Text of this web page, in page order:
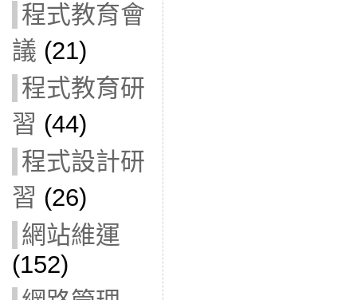
程式教育會
議 (21)
程式教育研
習 (44)
程式設計研
習 (26)
網站維運
(152)